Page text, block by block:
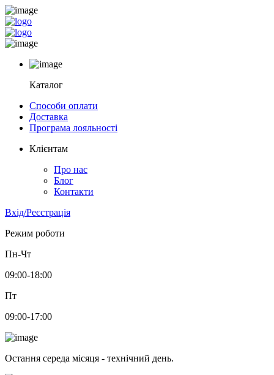
Каталог
Способи оплати
Доставка
Програма лояльності
Клієнтам
Про нас
Блог
Контакти
Вхід/Реєстрація
Режим роботи
Пн-Чт
09:00-18:00
Пт
09:00-17:00
Остання середа місяця - технічний день.